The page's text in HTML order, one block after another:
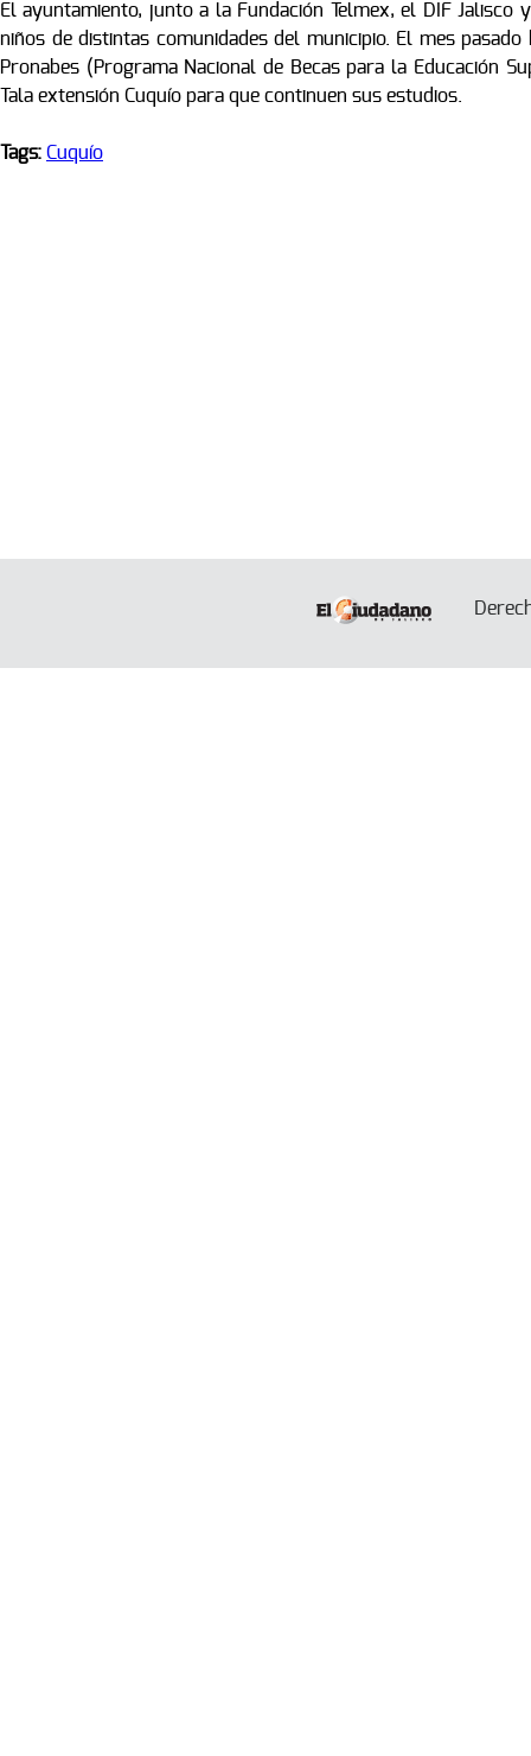
El ayuntamiento, junto a la Fundación Telmex, el DIF Jalisco
niños de distintas comunidades del municipio. El mes
Pronabes (Programa Nacional de Becas para la Educación
Tala extensión Cuquío para que continuen sus estudios.
Tags: Cuquío